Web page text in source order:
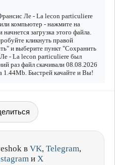
Ле - La lecon particuliere
компьютер - нажмите на
загрузка этого файла.
кликнуть правой
и выберите пункт "Сохранить
- La lecon particuliere был
раз файл скачивали 08.08.2026
1.44Mb. Быстрей качайте и Вы!
в VK, Telegram,
и X